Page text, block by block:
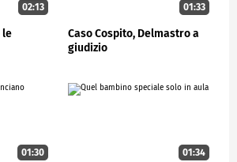
02:13
le
01:33
Caso Cospito, Delmastro a
giudizio
01:30 01:34